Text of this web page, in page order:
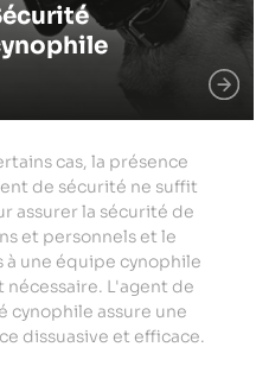
cas, la présence
de sécurité ne suffit
assurer la sécurité de
et personnels et le
à une équipe cynophile
nécessaire. L'agent de
cynophile assure une
dissuasive et efficace.